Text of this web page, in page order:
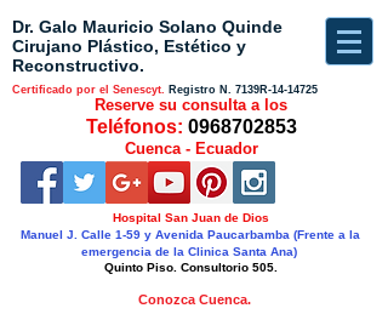
Dr. Galo Mauricio Solano Quinde
Cirujano Plástico, Estético y
Reconstructivo.
Certificado por el Senescyt. Registro N. 7139R-14-14725
Reserve su consulta a los
Teléfonos: 0968702853
Cuenca - Ecuador
Hospital San Juan de Dios
Manuel J. Calle 1-59 y Avenida Paucarbamba (Frente a la
emergencia de la Clinica Santa Ana)
Quinto Piso. Consultorio 505.
Conozca Cuenca.